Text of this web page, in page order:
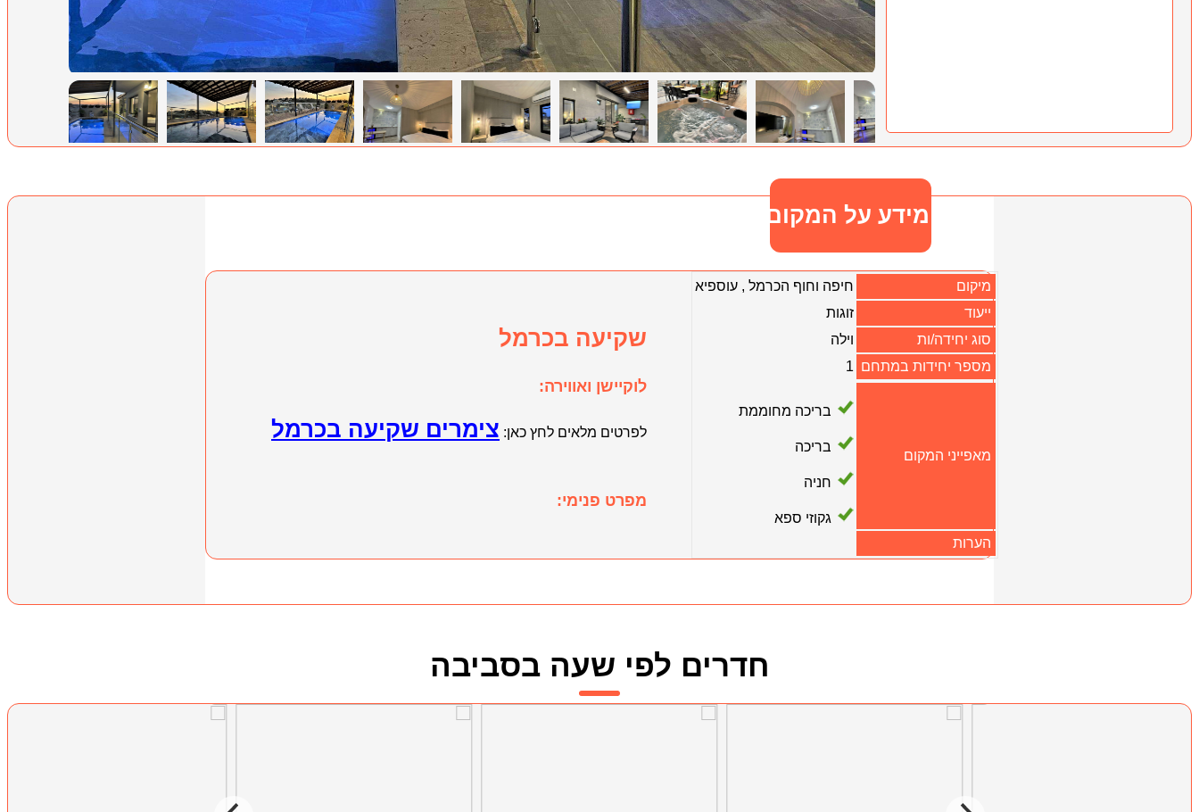
מידע על המקום
מיקום חיפה וחוף הכרמל , עוספיא
ייעוד
זוגות
סוג יחידה/ות
וילה
מספר יחידות במתחם 1
מאפייני המקום
בריכה מחוממת
בריכה
חניה
גקוזי ספא
הערות
שקיעה בכרמל
לוקיישן ואווירה:
לפרטים מלאים לחץ כאן: צימרים שקיעה בכרמל
מפרט פנימי:
חדרים לפי שעה בסביבה